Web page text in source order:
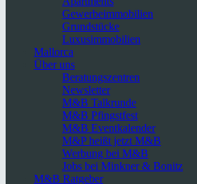
Gewerbeimmobilien
Grundstücke
Luxusimmobilien
Mallorca
Über uns
Beratungszentren
Newsletter
M&B Talkrunde
M&B Pfingstfest
M&B Eventkalender
M&P heißt jetzt M&B
Werbung bei M&B
Jobs bei Minkner & Bonitz
M&B Ratgeber